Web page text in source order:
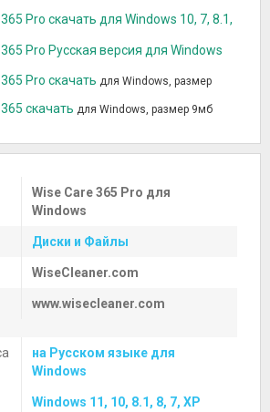
Pro скачать для Windows 10, 7, 8.1,
Pro Русская версия для Windows
Pro скачать для Windows, размер
скачать для Windows, размер 9мб
Wise Care 365 Pro для
Windows
Диски и Файлы
WiseCleaner.com
www.wisecleaner.com
на Русском языке для
Windows
Windows 11, 10, 8.1, 8, 7, XP